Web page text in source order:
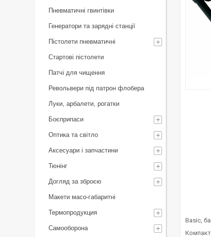
Basic,
Пневматичні гвинтівки
Генератори та зарядні станції
Пістолети пневматичні
Стартові пістолети
Патчі для чищення
Револьвери під патрон флобера
Луки, арбалети, рогатки
Боєприпаси
Оптика та світло
Аксесуари і запчастини
Тюнінг
Догляд за зброєю
Макети масо-габаритні
Термопродукция
Самооборона